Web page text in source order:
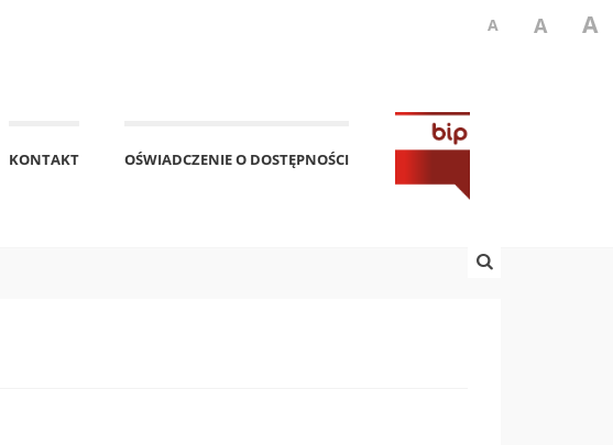
A A A
KONTAKT OŚWIADCZENIE O DOSTĘPNOŚCI